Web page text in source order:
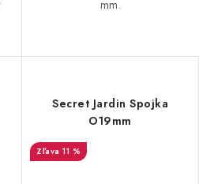
mm.
Secret Jardin Spojka
O19mm
11 %